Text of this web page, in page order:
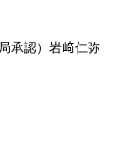
承認）岩﨑仁弥